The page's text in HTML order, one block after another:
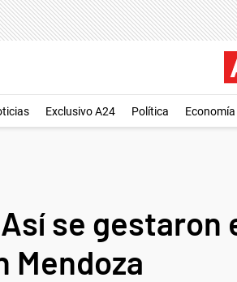
Exclusivo A24 Política Economía
se gestaron
Mendoza